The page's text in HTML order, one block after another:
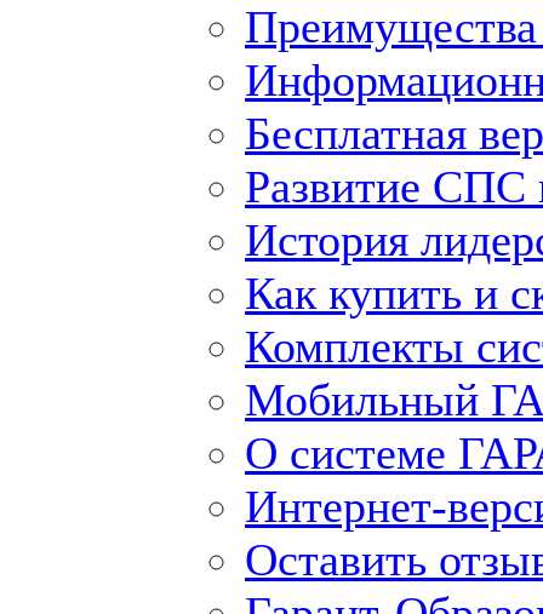
Бесплатная
Развитие СПС
История
Как купить и
Комплекты
Мобильный
О системе
Интернет-
Оставить